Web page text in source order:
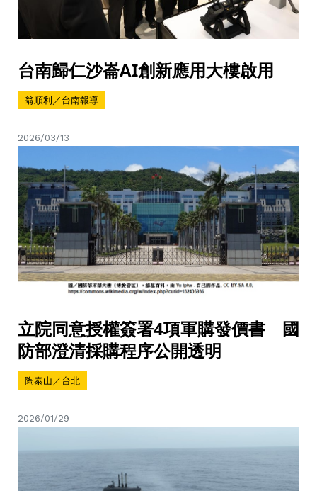
台南歸仁沙崙AI創新應用大樓啟用
翁順利／台南報導
2026/03/13
立院同意授權簽署4項軍購發價書 國
防部澄清採購程序公開透明
陶泰山／台北
2026/01/29